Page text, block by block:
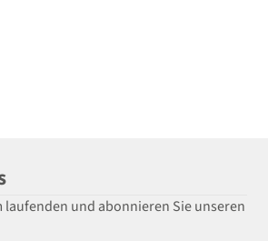
laufenden und abonnieren Sie unseren